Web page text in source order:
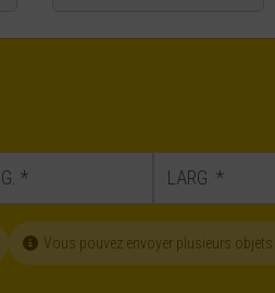
Vous pouvez envoyer plusieurs